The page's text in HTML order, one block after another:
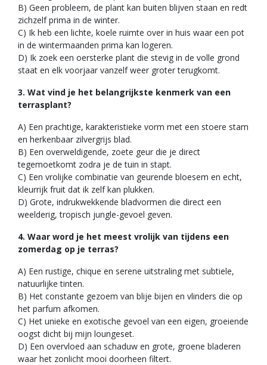
B) Geen probleem, de plant kan buiten blijven staan en redt
zichzelf prima in de winter.
C) Ik heb een lichte, koele ruimte over in huis waar een pot
in de wintermaanden prima kan logeren.
D) Ik zoek een oersterke plant die stevig in de volle grond
staat en elk voorjaar vanzelf weer groter terugkomt.
3. Wat vind je het belangrijkste kenmerk van een
terrasplant?
A) Een prachtige, karakteristieke vorm met een stoere stam
en herkenbaar zilvergrijs blad.
B) Een overweldigende, zoete geur die je direct
tegemoetkomt zodra je de tuin in stapt.
C) Een vrolijke combinatie van geurende bloesem en echt,
kleurrijk fruit dat ik zelf kan plukken.
D) Grote, indrukwekkende bladvormen die direct een
weelderig, tropisch jungle-gevoel geven.
4. Waar word je het meest vrolijk van tijdens een
zomerdag op je terras?
A) Een rustige, chique en serene uitstraling met subtiele,
natuurlijke tinten.
B) Het constante gezoem van blije bijen en vlinders die op
het parfum afkomen.
C) Het unieke en exotische gevoel van een eigen, groeiende
oogst dicht bij mijn loungeset.
D) Een overvloed aan schaduw en grote, groene bladeren
waar het zonlicht mooi doorheen filtert.